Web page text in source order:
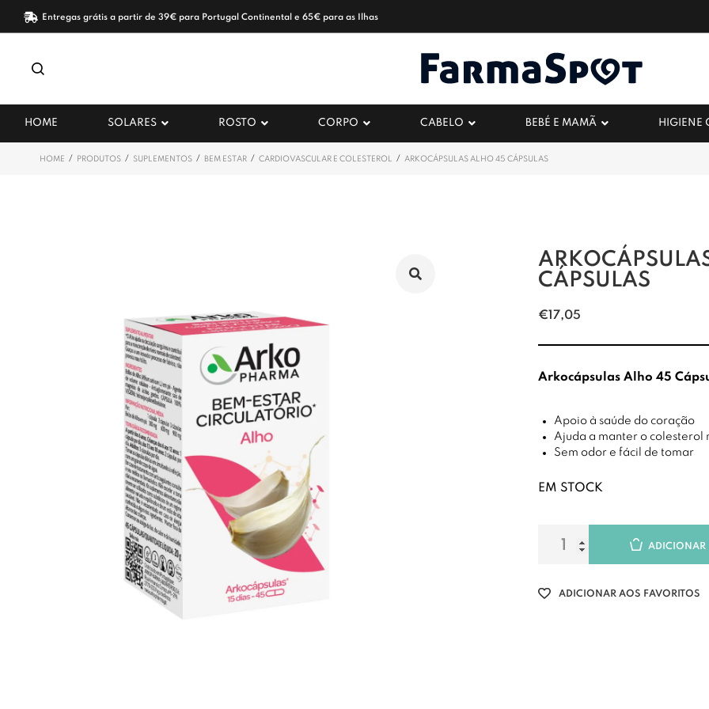
Entregas grátis a partir de 39€ para Portugal Continental e 65€ para as Ilhas
HOME SOLARES ROSTO CORPO CABELO BEBÉ E MAMÃ HIGIENE
HOME / PRODUTOS / SUPLEMENTOS / BEM ESTAR / CARDIOVASCULAR E COLESTEROL / ARKOCÁPSULAS ALHO 45 CÁPSULAS
CÁPSULAS
€17,05
Arkocápsulas Alho 45
Apoio à saúde do coração
Ajuda a manter o colesterol
Sem odor e fácil de tomar
EM STOCK
ADICIONAR
ADICIONAR AOS FAVORITOS